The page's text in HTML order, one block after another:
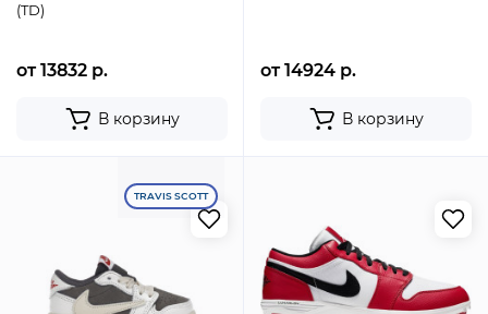
(TD)
от 13832 р.
В корзину
от 14924 р.
В корзину
TRAVIS SCOTT